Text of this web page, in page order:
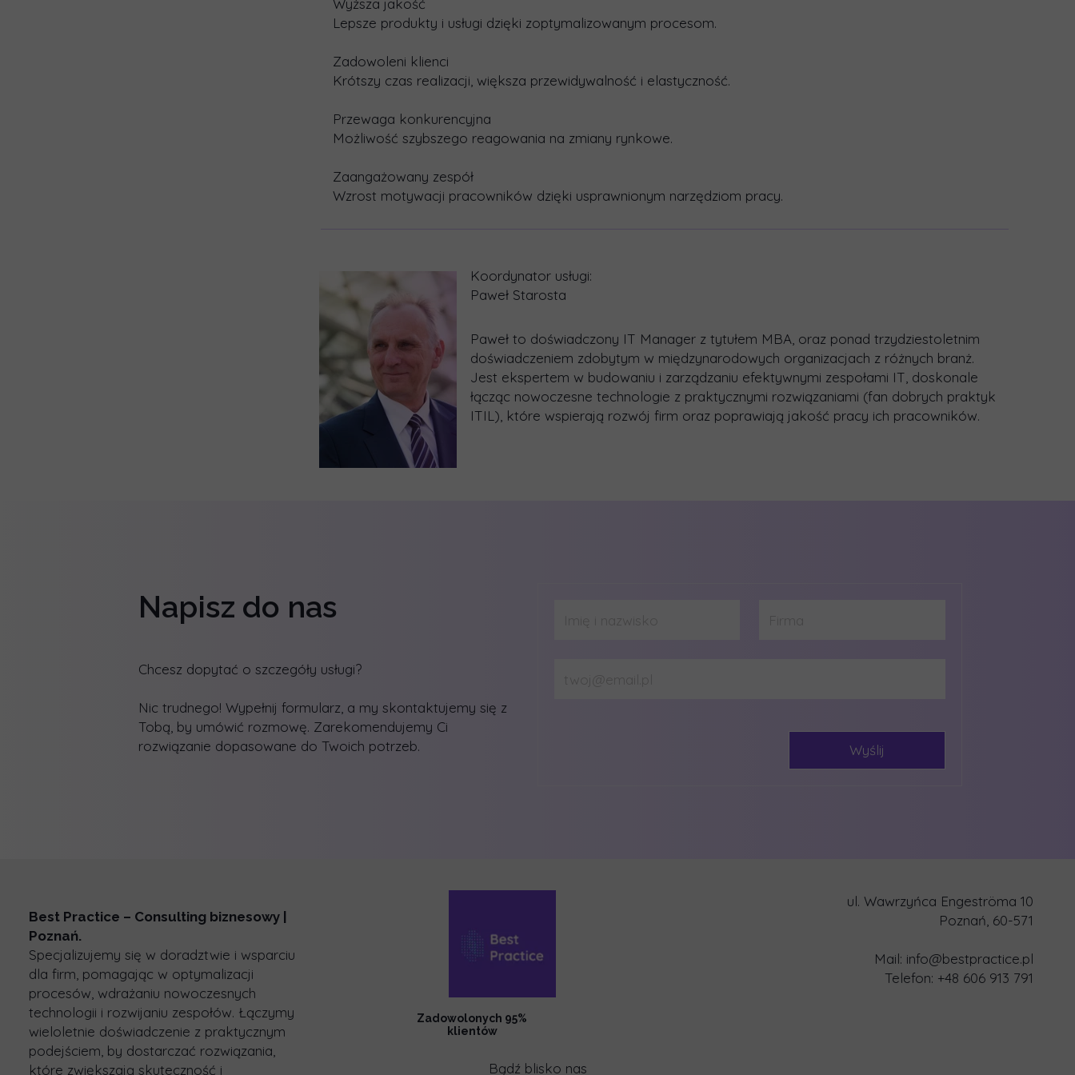
Bądź blisko nas
Best Practice – Consulting biznesowy |
Poznań.
Specjalizujemy się w doradztwie i wsparciu
dla firm, pomagając w optymalizacji
procesów, wdrażaniu nowoczesnych
technologii i rozwijaniu zespołów. Łączymy
wieloletnie doświadczenie z praktycznym
podejściem, by dostarczać rozwiązania,
które zwiększają skuteczność i
ul. Wawrzyńca Engeströma 10
Poznań, 60-571
Mail: info@bestpractice.pl
Telefon: +48 606 913 791
Zadowolonych 95%
klientów
Napisz do nas
Wyślij
Chcesz dopytać o szczegóły usługi?
Nic trudnego! Wypełnij formularz, a my skontaktujemy się z
Tobą, by umówić rozmowę. Zarekomendujemy Ci
rozwiązanie dopasowane do Twoich potrzeb.
Wyższa jakość
Lepsze produkty i usługi dzięki zoptymalizowanym procesom.
Zadowoleni klienci
Krótszy czas realizacji, większa przewidywalność i elastyczność.
Przewaga konkurencyjna
Możliwość szybszego reagowania na zmiany rynkowe.
Zaangażowany zespół
Wzrost motywacji pracowników dzięki usprawnionym narzędziom pracy.
Koordynator usługi:
Paweł Starosta
Paweł to doświadczony IT Manager z tytułem MBA, oraz ponad trzydziestoletnim
doświadczeniem zdobytym w międzynarodowych organizacjach z różnych branż.
Jest ekspertem w budowaniu i zarządzaniu efektywnymi zespołami IT, doskonale
łącząc nowoczesne technologie z praktycznymi rozwiązaniami (fan dobrych praktyk
ITIL), które wspierają rozwój firm oraz poprawiają jakość pracy ich pracowników.